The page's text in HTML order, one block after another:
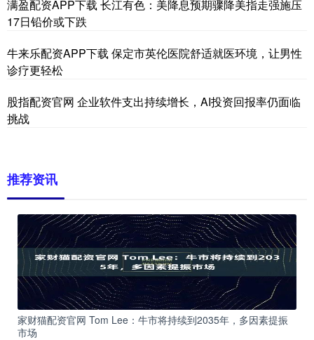
满盈配资APP下载 长江有色：美降息预期骤降美指走强施压
17日铅价或下跌
牛来乐配资APP下载 保定市英伦医院舒适就医环境，让男性
诊疗更轻松
股指配资官网 企业软件支出持续增长，AI投资回报率仍面临
挑战
推荐资讯
家财猫配资官网 Tom Lee：牛市将持续到2035年，多因素提振
市场